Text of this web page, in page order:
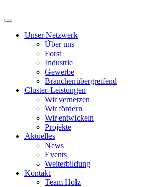
Unser Netzwerk
Über uns
Forst
Industrie
Gewerbe
Branchenübergreifend
Cluster-Leistungen
Wir vernetzen
Wir fördern
Wir entwickeln
Projekte
Aktuelles
News
Events
Weiterbildung
Kontakt
Team Holz